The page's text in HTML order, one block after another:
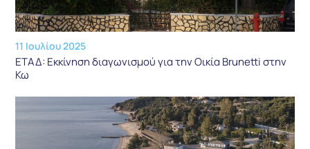
11 Ιουλίου 2025
ΕΤΑΔ: Εκκίνηση διαγωνισμού για την Οικία Brunetti στην
Κω